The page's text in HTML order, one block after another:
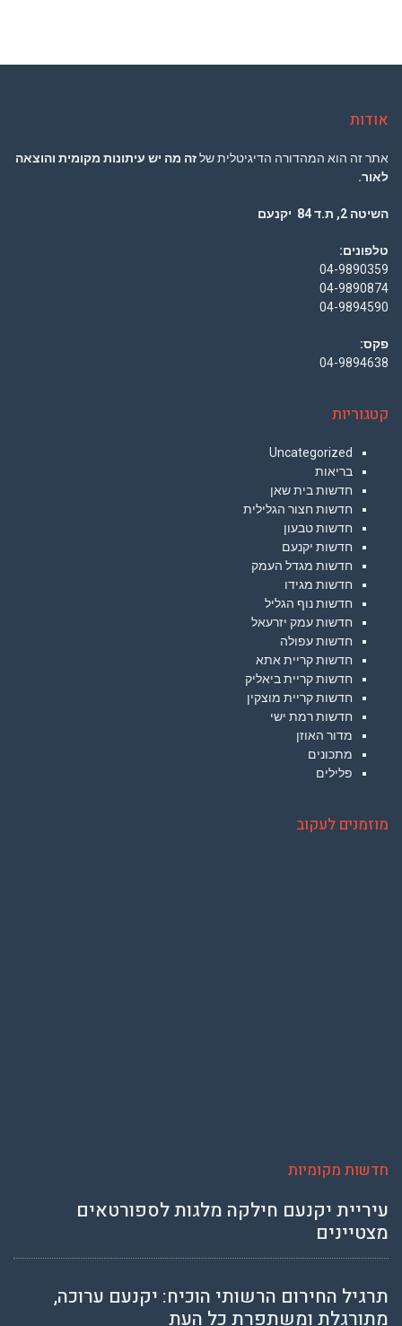
אודות
אתר זה הוא המהדורה הדיגיטלית שלזה מה יש עיתונות מקומית והוצאה
לאור.
השיטה 2, ת.ד 84 יקנעם
טלפונים:
04-9890359
04-9890874
04-9894590
פקס:
04-9894638
קטגוריות
Uncategorized
בריאות
חדשות בית שאן
חדשות חצור הגלילית
חדשות טבעון
חדשות יקנעם
חדשות מגדל העמק
חדשות מגידו
חדשות נוף הגליל
חדשות עמק יזרעאל
חדשות עפולה
חדשות קריית אתא
חדשות קריית ביאליק
חדשות קריית מוצקין
חדשות רמת ישי
מדור האוזן
מתכונים
פלילים
מוזמנים לעקוב
חדשות מקומיות
עיריית יקנעם חילקה מלגות לספורטאים
מצטיינים
תרגיל החירום הרשותי הוכיח: יקנעם ערוכה,
מתורגלת ומשתפרת כל העת